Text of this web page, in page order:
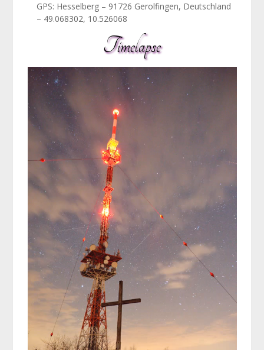
GPS: Hesselberg – 91726 Gerolfingen, Deutschland
– 49.068302, 10.526068
Timelapse
Video-
Player